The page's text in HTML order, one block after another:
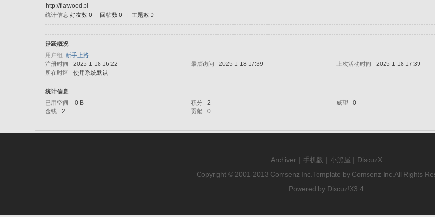
http://flatwood.pl
统计信息 好友数 0 回帖数 0 主题数 0
活跃概况
用户组 新手上路
注册时间
2025-1-18 16:22 最后访问 2025-1-18 17:39 上次活动时间
2025-1-18 17:39
所在时区
使用系统默认
统计信息
已用空间
0 B 积分 2 威望
0
金钱
2 贡献 0
Archiver | 手机版 | 小黑屋 | DiscuzX
Copyright © 2001-2013 Comsenz Inc. Template by Comsenz Inc. All Rights
Powered by Discuz!X3.4